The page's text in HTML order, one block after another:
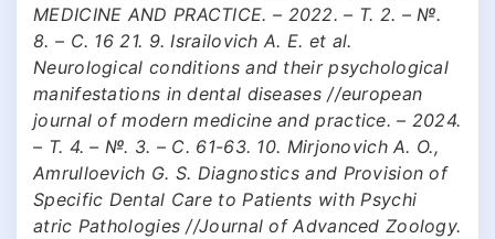
MEDICINE AND PRACTICE. – 2022. – Т. 2. – №.
8. – С. 16 21. 9. Israilovich A. E. et al.
Neurological conditions and their psychological
manifestations in dental diseases //european
journal of modern medicine and practice. – 2024.
– Т. 4. – №. 3. – С. 61-63. 10. Mirjonovich A. O.,
Amrulloevich G. S. Diagnostics and Provision of
Specific Dental Care to Patients with Psychi
atric Pathologies //Journal of Advanced Zoology.